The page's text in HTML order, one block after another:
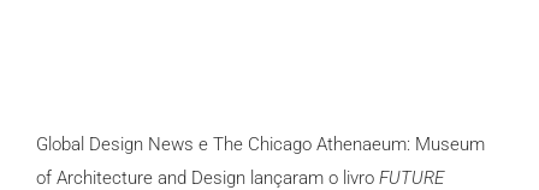
Global Design News e The Chicago Athenaeum: Museum
of Architecture and Design lançaram o livro FUTURE